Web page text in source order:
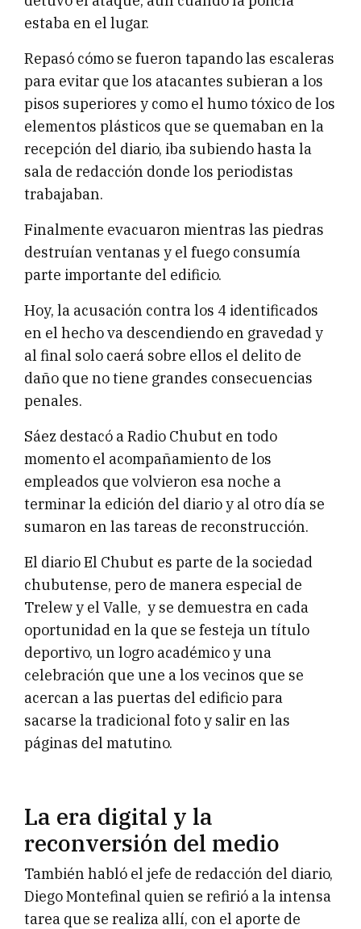
estaba en el lugar.
Repasó cómo se fueron tapando las escaleras
para evitar que los atacantes subieran a los
pisos superiores y como el humo tóxico de los
elementos plásticos que se quemaban en la
recepción del diario, iba subiendo hasta la
sala de redacción donde los periodistas
trabajaban.
Finalmente evacuaron mientras las piedras
destruían ventanas y el fuego consumía
parte importante del edificio.
Hoy, la acusación contra los 4 identificados
en el hecho va descendiendo en gravedad y
al final solo caerá sobre ellos el delito de
daño que no tiene grandes consecuencias
penales.
Sáez destacó a Radio Chubut en todo
momento el acompañamiento de los
empleados que volvieron esa noche a
terminar la edición del diario y al otro día se
sumaron en las tareas de reconstrucción.
El diario El Chubut es parte de la sociedad
chubutense, pero de manera especial de
Trelew y el Valle, y se demuestra en cada
oportunidad en la que se festeja un título
deportivo, un logro académico y una
celebración que une a los vecinos que se
acercan a las puertas del edificio para
sacarse la tradicional foto y salir en las
páginas del matutino.
La era digital y la
reconversión del medio
También habló el jefe de redacción del diario,
Diego Montefinal quien se refirió a la intensa
tarea que se realiza allí, con el aporte de